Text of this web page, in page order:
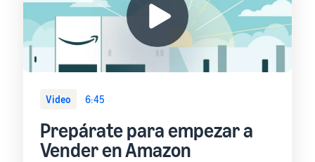
Video 6:45
Prepárate para empezar a
Vender en Amazon